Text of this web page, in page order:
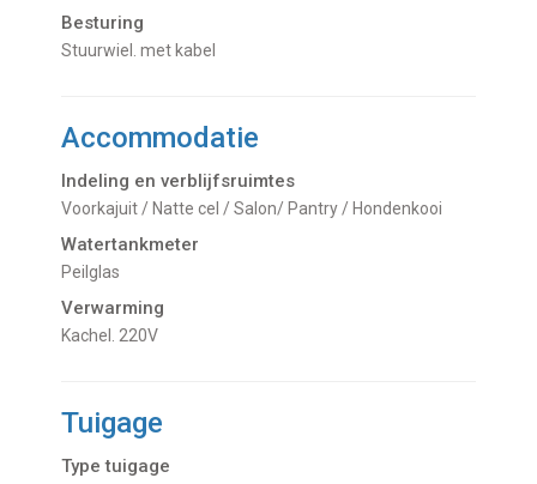
Besturing
Stuurwiel. met kabel
Accommodatie
Indeling en verblijfsruimtes
Voorkajuit / Natte cel / Salon/ Pantry / Hondenkooi
Watertankmeter
Peilglas
Verwarming
kachel. 220V
Tuigage
Type tuigage